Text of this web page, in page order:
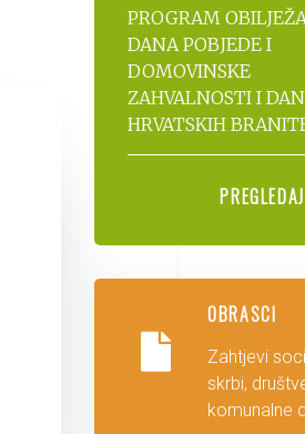
PROGRAM
DANA POBJEDE I
DOMOVINSKE
ZAHVALNOSTI I
HRVATSKIH
OBRASCI
Zahtjevi
skrbi,
komunalne